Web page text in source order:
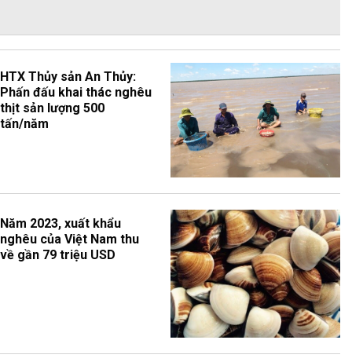
HTX Thủy sản An Thủy:
Phấn đấu khai thác nghêu
thịt sản lượng 500
tấn/năm
Năm 2023, xuất khẩu
nghêu của Việt Nam thu
về gần 79 triệu USD